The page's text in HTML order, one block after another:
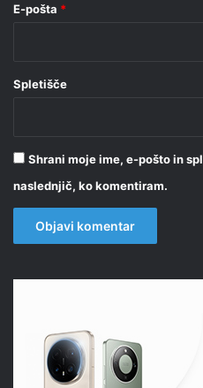
E-pošta *
Spletišče
Shrani moje ime, e-pošto in
naslednjič, ko komentiram.